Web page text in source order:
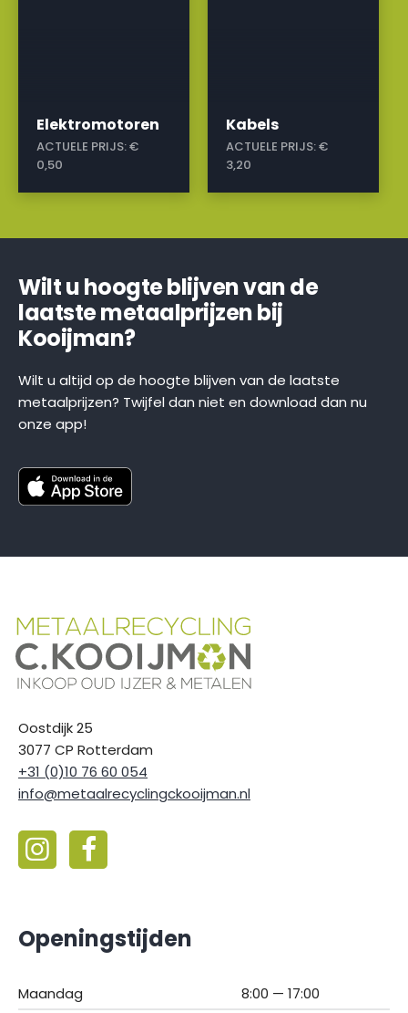
Elektromotoren
ACTUELE PRIJS:€
0,50
Kabels
ACTUELE PRIJS:€
3,20
Wilt u hoogte blijven van de
laatste metaalprijzen bij
Kooijman?
Wilt u altijd op de hoogte blijven van de laatste
metaalprijzen? Twijfel dan niet en download dan nu
onze app!
Oostdijk 25
3077 CP Rotterdam
+31 (0)10 76 60 054
info@metaalrecyclingckooijman.nl
Openingstijden
Maandag
8:00 — 17:00